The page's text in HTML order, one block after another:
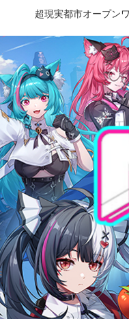
超現実都市オープン